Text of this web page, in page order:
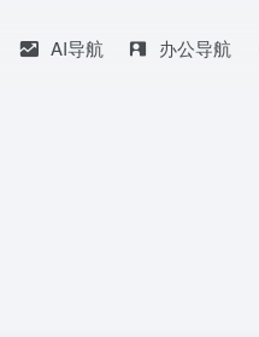
AI导航 办公导航